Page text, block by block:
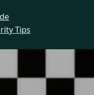
Tips